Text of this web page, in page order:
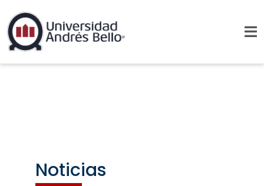
Noticias